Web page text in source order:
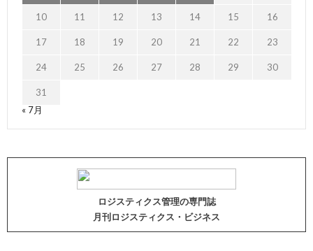
10 11 12 13 14 15 16
17 18 19 20 21 22 23
24 25 26 27 28 29 30
31
« 7月
ロジスティクス管理の専門誌
月刊ロジスティクス・ビジネス